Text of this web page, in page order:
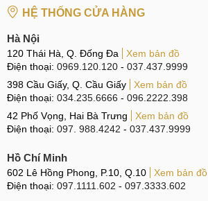
HỆ THỐNG CỬA HÀNG
Hà Nội
120 Thái Hà, Q. Đống Đa
Xem bản đồ
Điện thoại: 0969.120.120 - 037.437.9999
398 Cầu Giấy, Q. Cầu Giấy
Xem bản đồ
Điện thoại: 034.235.6666 - 096.2222.398
42 Phố Vọng, Hai Bà Trưng
Xem bản đồ
Điện thoại: 097. 988.4242 - 037.437.9999
Hồ Chí Minh
602 Lê Hồng Phong, P.10, Q.10
Xem bản đồ
Điện thoại: 097.1111.602 - 097.3333.602